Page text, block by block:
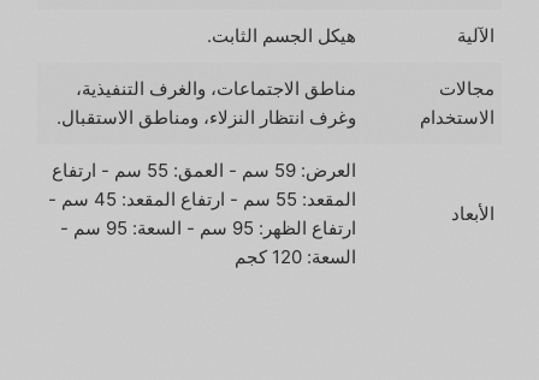
الآلية هيكل الجسم الثابت.
مجالات
الاستخدام
مناطق الاجتماعات، والغرف التنفيذية،
وغرف انتظار النزلاء، ومناطق الاستقبال.
الأبعاد
العرض: 59 سم - العمق: 55 سم - ارتفاع
المقعد: 55 سم - ارتفاع المقعد: 45 سم -
ارتفاع الظهر: 95 سم - السعة: 95 سم -
السعة: 120 كجم